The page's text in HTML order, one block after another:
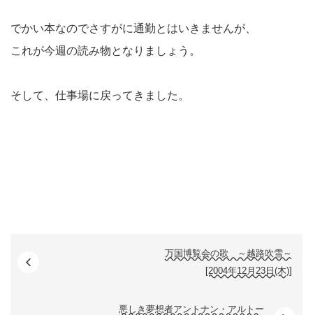
でかい本なのでさすがに通勤とはいきませんが、
これが今週の読み物となりましょう。
そして、仕事場に戻ってきました。
万国博覧会の歌 ～越路吹雪～
[2004年12月23日(木)]
悪しき夢想者アントナン・アルトー